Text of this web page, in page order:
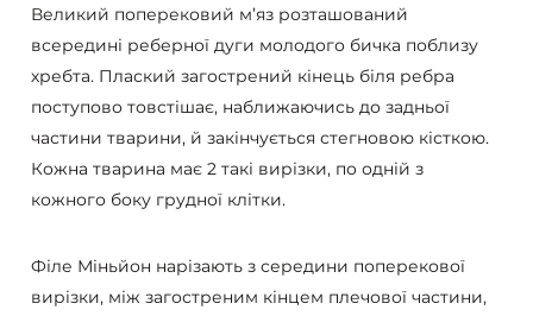
Великий поперековий м’яз розташований
всередині реберної дуги молодого бичка поблизу
хребта. Плаский загострений кінець біля ребра
поступово товстішає, наближаючись до задньої
частини тварини, й закінчується стегновою кісткою.
Кожна тварина має 2 такі вирізки, по одній з
кожного боку грудної клітки.
Філе Міньйон нарізають з середини поперекової
вирізки, між загостреним кінцем плечової частини,